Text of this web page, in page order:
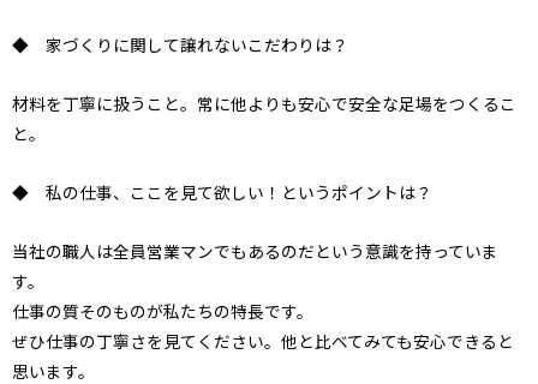
◆ 家づくりに関して譲れないこだわりは？
材料を丁寧に扱うこと。常に他よりも安心で安全な足場をつくるこ
と。
◆ 私の仕事、ここを見て欲しい！というポイントは？
当社の職人は全員営業マンでもあるのだという意識を持っていま
す。
仕事の質そのものが私たちの特長です。
ぜひ仕事の丁寧さを見てください。他と比べてみても安心できると
思います。